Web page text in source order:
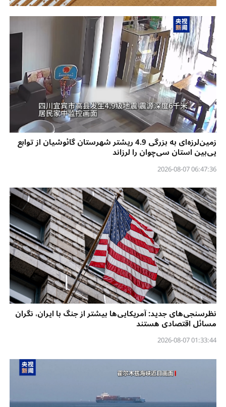
زمین‌لرزه‌ای به بزرگی 4.9 ریشتر شهرستان گائوشیان از توابع
یی‌بین استان سی‌چوان را لرزاند
06:47:36 2026-08-07
نظرسنجی‌‌های جدید: آمریکایی‌ها بیشتر از جنگ با ایران، نگران
مسائل اقتصادی هستند
01:33:44 2026-08-07